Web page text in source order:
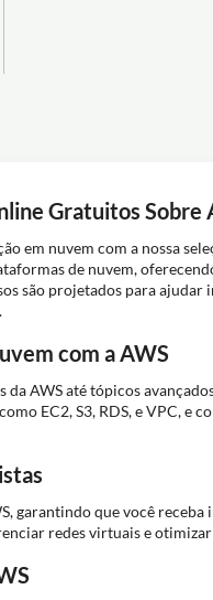
Gratuitos Sobre
em nuvem com a nossa
de nuvem,
são projetados para
com a AWS
da AWS até tópicos
EC2, S3, RDS, e VPC, e
garantindo que você
redes virtuais e